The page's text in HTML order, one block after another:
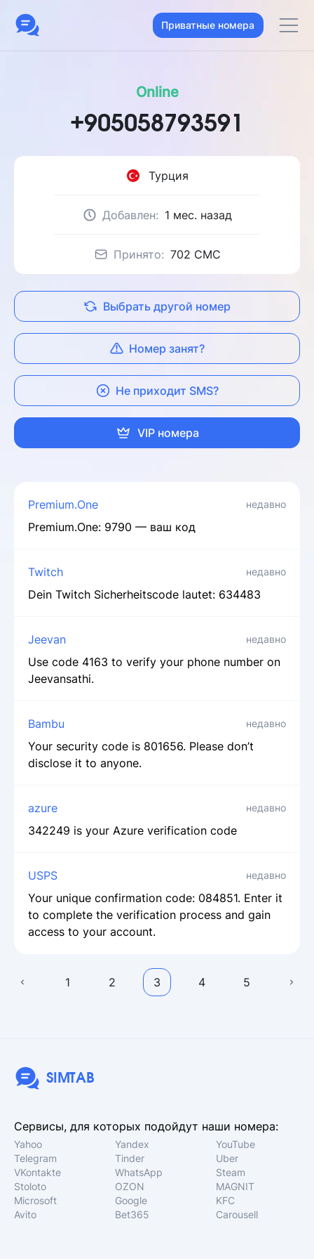
Приватные номера
Online
+905058793591
Турция
Добавлен: 1 мес. назад
Принято: 702 CMC
Выбрать другой номер
Номер занят?
Не приходит SMS?
VIP номера
Premium.One недавно
Premium.One: 9790 — ваш код
Twitch недавно
Dein Twitch Sicherheitscode lautet: 634483
Jeevan недавно
Use code 4163 to verify your phone number on
Jeevansathi.
Bambu недавно
Your security code is 801656. Please don’t
disclose it to anyone.
azure недавно
342249 is your Azure verification code
USPS недавно
Your unique confirmation code: 084851. Enter it
to complete the verification process and gain
access to your account.
1 2 3 4 5
SIMTAB
Сервисы, для которых подойдут наши номера:
Yahoo Yandex
YouTube
Telegram
Tinder
Uber
VKontakte
WhatsApp
Steam
Stoloto
OZON
MAGNIT
Microsoft
Google
KFC
Avito
Bet365 Carousell